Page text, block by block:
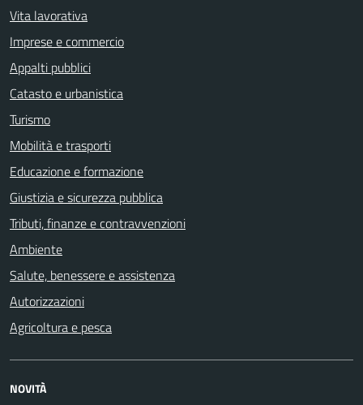
Vita lavorativa
Imprese e commercio
Appalti pubblici
Catasto e urbanistica
Turismo
Mobilità e trasporti
Educazione e formazione
Giustizia e sicurezza pubblica
Tributi, finanze e contravvenzioni
Ambiente
Salute, benessere e assistenza
Autorizzazioni
Agricoltura e pesca
NOVITÀ